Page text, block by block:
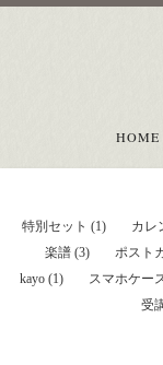
HOME
特別セット (1) カレ
楽譜 (3)
ポスト
kayo (1)
スマホケー
受